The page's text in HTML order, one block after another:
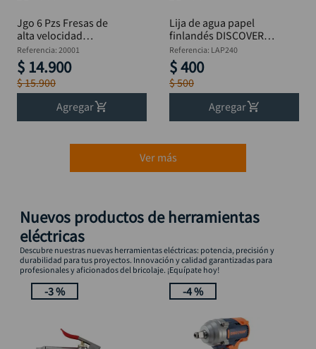
Jgo 6 Pzs Fresas de
alta velocidad
MotoTool 1/8"
Referencia: 20001
$ 14.900
$15.900
Agregar
Lija de agua papel
finlandés DISCOVER
grano 240
Referencia: LAP240
$400
$500
Agregar
Ver más
Nuevos productos de herramientas
eléctricas
Descubre nuestras nuevas herramientas eléctricas: potencia, precisión y
durabilidad para tus proyectos. Innovación y calidad garantizadas para
profesionales y aficionados del bricolaje. ¡Equípate hoy!
-3 % -4 %